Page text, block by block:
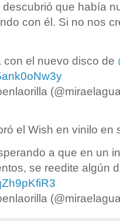
que había
con él. Si no nos
con el nuevo disco de
el Wish en vinilo en
a que en un
se reedite algún